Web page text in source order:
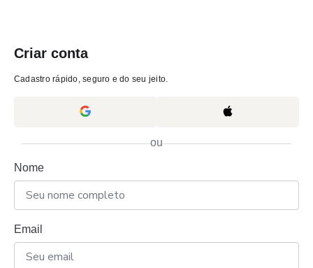
Criar conta
Cadastro rápido, seguro e do seu jeito.
ou
Nome
Email